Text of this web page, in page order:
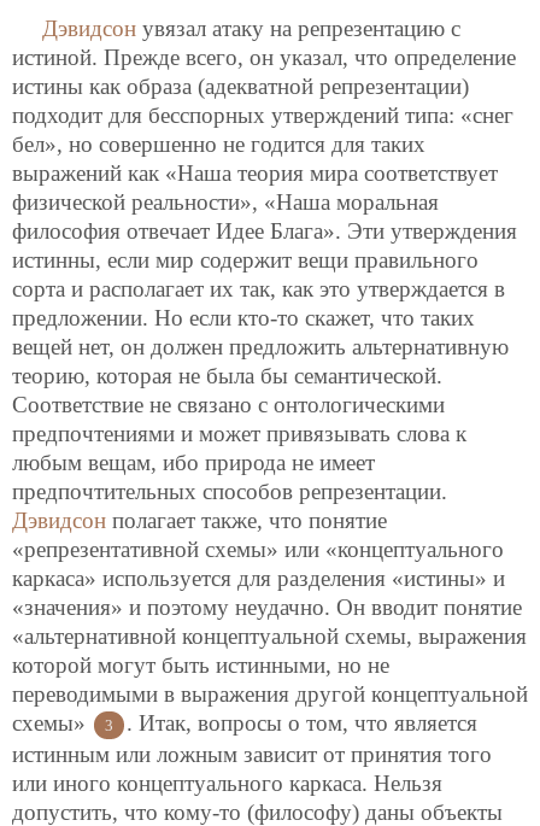
Дэвидсон увязал атаку на репрезентацию с
истиной. Прежде всего, он указал, что определение
истины как образа (адекватной репрезентации)
подходит для бесспорных утверждений типа: «снег
бел», но совершенно не годится для таких
выражений как «Наша теория мира соответствует
физической реальности», «Наша моральная
философия отвечает Идее Блага». Эти утверждения
истинны, если мир содержит вещи правильного
сорта и располагает их так, как это утверждается в
предложении. Но если кто-то скажет, что таких
вещей нет, он должен предложить альтернативную
теорию, которая не была бы семантической.
Соответствие не связано с онтологическими
предпочтениями и может привязывать слова к
любым вещам, ибо природа не имеет
предпочтительных способов репрезентации.
Дэвидсон полагает также, что понятие
«репрезентативной схемы» или «концептуального
каркаса» используется для разделения «истины» и
«значения» и поэтому неудачно. Он вводит понятие
«альтернативной концептуальной схемы, выражения
которой могут быть истинными, но не
переводимыми в выражения другой концептуальной
схемы»
3
. Итак, вопросы о том, что является
истинным или ложным зависит от принятия того
или иного концептуального каркаса. Нельзя
допустить, что кому-то (философу) даны объекты